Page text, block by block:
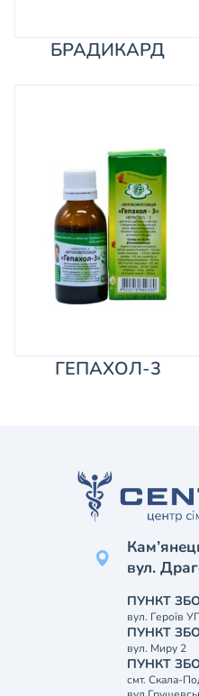
БРАДИКАРД
ГЕПАХОЛ-3
вул.
ПУНКТ
вул. Героїв
ПУНКТ
вул. Миру 2
ПУНКТ
смт. Скала-